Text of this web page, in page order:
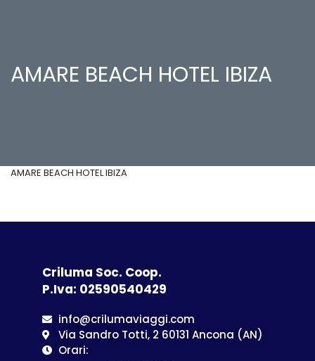
AMARE BEACH HOTEL IBIZA
AMARE BEACH HOTEL IBIZA
Criluma Soc. Coop.
P.Iva: 02590540429
info@crilumaviaggi.com
Via Sandro Totti, 2 60131 Ancona (AN)
Orari: